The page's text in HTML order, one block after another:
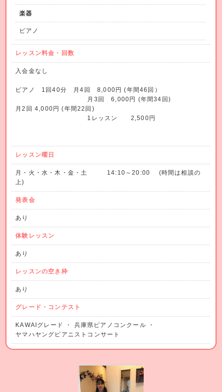
楽器
ピアノ
レッスン料金・回数
入会金なし
ピアノ 1回40分 月4回 8,000円 (年間46回）
月3回 6,000円 (年間34回)
月2回 4,000円 (年間22回)
1レッスン 2,500円
レッスン曜日
月・火・水・木・金・土 14:10～20:00 (時間は相談の
上)
発表会
あり
体験レッスン
あり
レッスンの空き枠
あり
グレード・コンテスト
KAWAIグレード ・ 兵庫県ピアノコンクール ・
ヤマハヤングピアニストコンサート